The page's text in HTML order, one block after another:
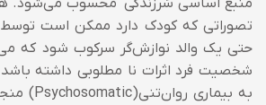
تصوراتی که کودک دارد ممکن است
حتی یک والد نوازش‌گر سرکوب شود که
شخصیت فرد اثرات نا مطلوبی داشته
به بیماری روان‌تنی(Psychosomatic
)